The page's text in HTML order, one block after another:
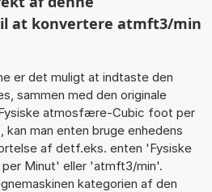
at konvertere atmft3/min
er det muligt at indtaste den
sammen med den originale
atmosfære-Cubic foot per
kan man enten bruge enhedens
af detf.eks. enten 'Fysiske
Minut' eller 'atmft3/min'.
kategorien af den